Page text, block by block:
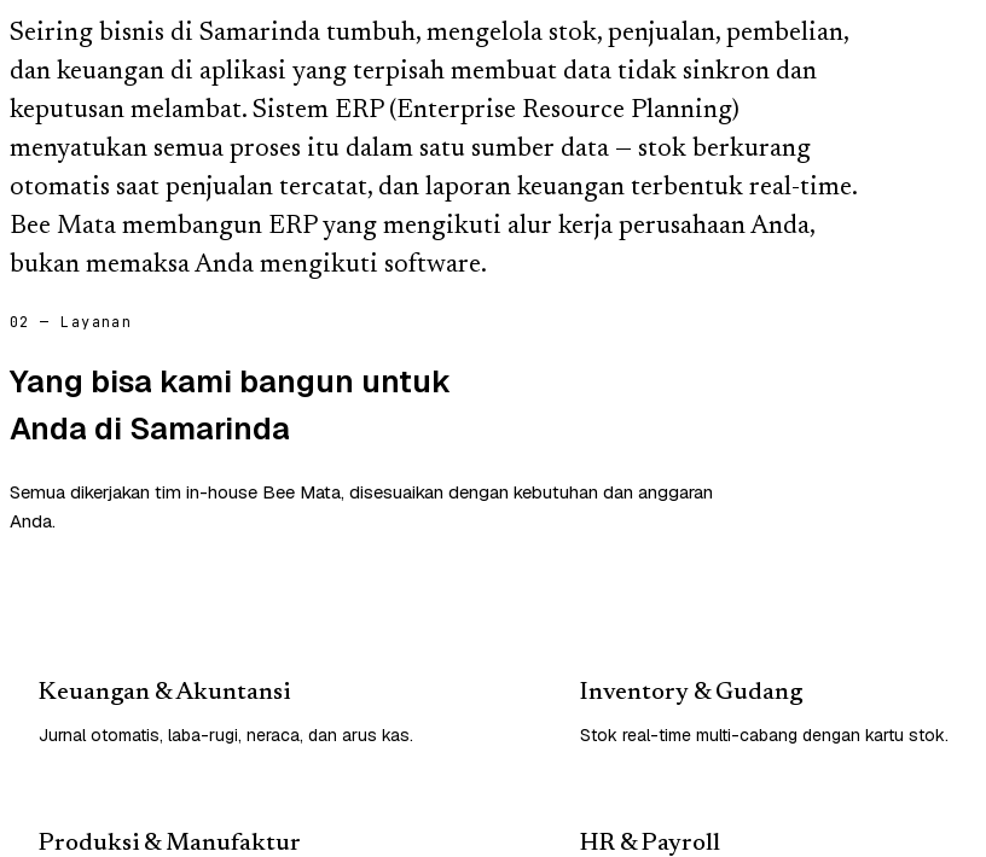
Seiring bisnis di Samarinda tumbuh, mengelola stok, penjualan, pembelian,
dan keuangan di aplikasi yang terpisah membuat data tidak sinkron dan
keputusan melambat. Sistem ERP (Enterprise Resource Planning)
menyatukan semua proses itu dalam satu sumber data — stok berkurang
otomatis saat penjualan tercatat, dan laporan keuangan terbentuk real-time.
Bee Mata membangun ERP yang mengikuti alur kerja perusahaan Anda,
bukan memaksa Anda mengikuti software.
02 — Layanan
Yang bisa kami bangun untuk
Anda di Samarinda
Semua dikerjakan tim in-house Bee Mata, disesuaikan dengan kebutuhan dan anggaran
Anda.
Keuangan & Akuntansi
Jurnal otomatis, laba-rugi, neraca, dan arus kas.
Inventory & Gudang
Stok real-time multi-cabang dengan kartu stok.
Produksi & Manufaktur HR & Payroll